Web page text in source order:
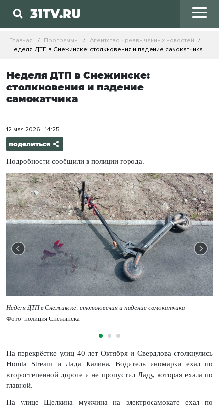
31TV.RU
Главная Программы
Агентство чрезвычайных новостей
Неделя ДТП в Снежинске: столкновения и падение самокатчика
Неделя ДТП в Снежинске:
столкновения и падение
самокатчика
12 мая 2026 - 14:25
поделиться
Подробности сообщили в полиции города.
Неделя ДТП в Снежинске: столкновения и падение самокатчика
Фото: полиция Снежинска
На перекрёстке улиц 40 лет Октября и Свердлова столкнулись
Honda Stream и Лада Калина. Водитель иномарки ехал по
второстепенной дороге и не пропустил Ладу, которая ехала по
главной.
На улице Щелкина мужчина на электросамокате ехал по